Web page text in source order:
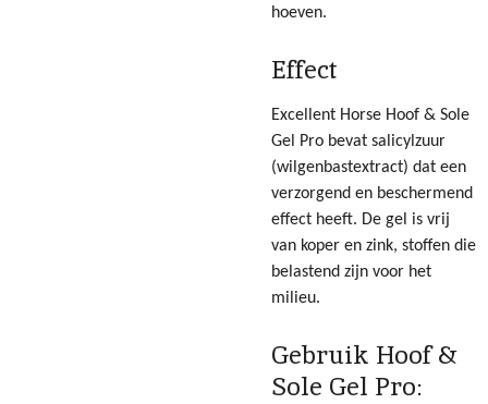
hoeven.
Effect
Excellent Horse Hoof & Sole
Gel Pro bevat salicylzuur
(wilgenbastextract) dat een
verzorgend en beschermend
effect heeft. De gel is vrij
van koper en zink, stoffen die
belastend zijn voor het
milieu.
Gebruik Hoof &
Sole Gel Pro: